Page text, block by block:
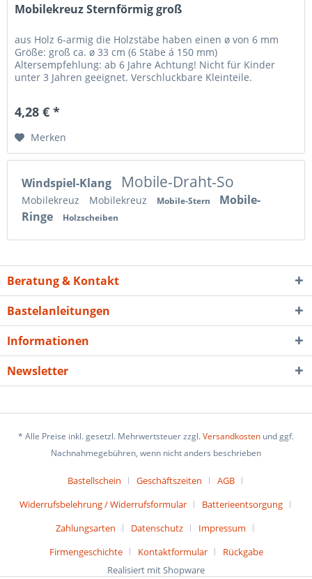
Mobilekreuz Sternförmig groß
aus Holz 6-armig die Holzstäbe haben einen ø von 6 mm
Größe: groß ca. ø 33 cm (6 Stäbe á 150 mm)
Altersempfehlung: ab 6 Jahre Achtung! Nicht für Kinder
unter 3 Jahren geeignet. Verschluckbare Kleinteile.
4,28 € *
Merken
Windspiel-Klang Mobile-Draht-So
Mobilekreuz Mobilekreuz Mobile-Stern
Mobile-
Ringe
Holzscheiben
Beratung & Kontakt
Bastelanleitungen
Informationen
Newsletter
* Alle Preise inkl. gesetzl. Mehrwertsteuer zzgl.Versandkosten und ggf.
Nachnahmegebühren, wenn nicht anders beschrieben
Bastellschein Geschäftszeiten
AGB
Widerrufsbelehrung / Widerrufsformular
Batterieentsorgung
Zahlungsarten
Datenschutz
Impressum
Firmengeschichte
Kontaktformular
Rückgabe
Realisiert mit Shopware